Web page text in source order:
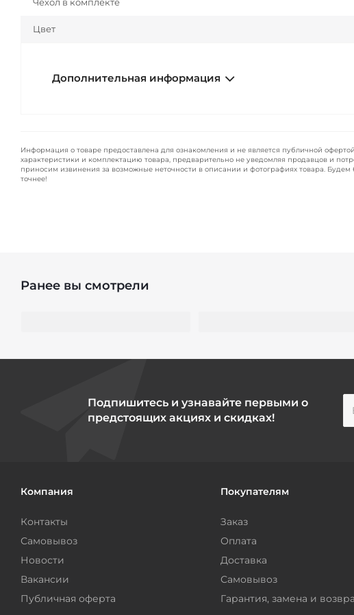
Чехол в комплекте
Цвет
Дополнительная информация
Информация о товаре предоставлена для ознакомления и не является публичной
характеристики и комплектацию товара, предварительно не уведомляя продавцов и
приносим извинения за возможные неточности в описании и фотографиях товара. Будем
точнее!
Ранее вы смотрели
Подпишитесь и узнавайте первыми о
предстоящих акциях и скидках!
Компания
Контакты
Самовывоз
Новости
Вакансии
Публичная оферта
Покупателям
Заказ
Оплата
Доставка
Самовывоз
Гарантия, замена и